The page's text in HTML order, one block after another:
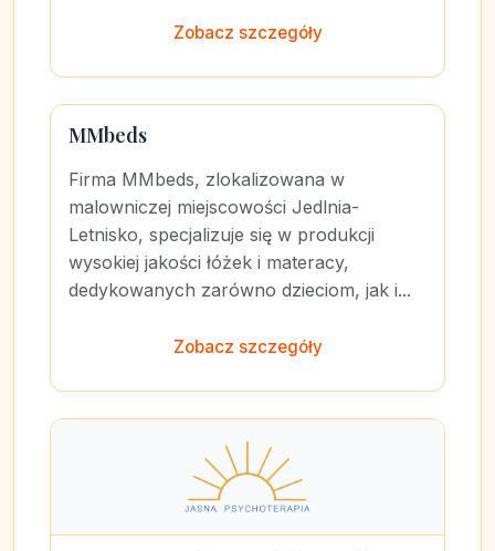
Zobacz szczegóły
MMbeds
Firma MMbeds, zlokalizowana w
malowniczej miejscowości Jedlnia-
Letnisko, specjalizuje się w produkcji
wysokiej jakości łóżek i materacy,
dedykowanych zarówno dzieciom, jak i...
Zobacz szczegóły